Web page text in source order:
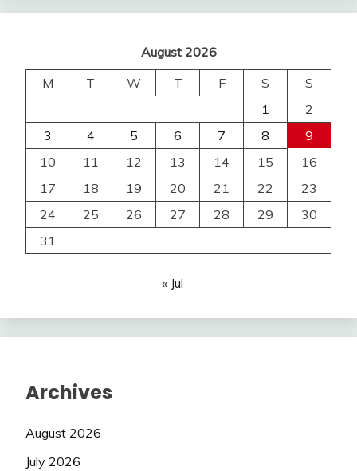
August 2026
M
T W T F S
S
1
2
3
4 5 6 7 8
9
10
11 12 13 14 15
16
17
18 19 20 21 22
23
24
25 26 27 28 29
30
31
« Jul
Archives
August 2026
July 2026